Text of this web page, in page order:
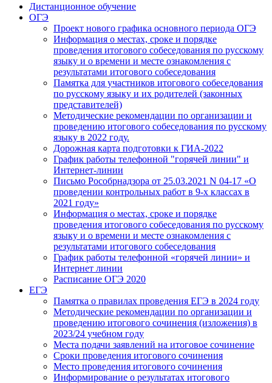
Дистанционное обучение
ОГЭ
Проект нового графика основного периода ОГЭ
Информация о местах, сроке и порядке
проведения итогового собеседования по русскому
языку и о времени и месте ознакомления с
результатами итогового собеседования
Памятка для участников итогового собеседования
по русскому языку и их родителей (законных
представителей)
Методические рекомендации по организации и
проведению итогового собеседования по русскому
языку в 2022 году.
Дорожная карта подготовки к ГИА-2022
График работы телефонной "горячей линии" и
Интернет-линии
Письмо Рособрнадзора от 25.03.2021 N 04-17 «О
проведении контрольных работ в 9-х классах в
2021 году»
Информация о местах, сроке и порядке
проведения итогового собеседования по русскому
языку и о времени и месте ознакомления с
результатами итогового собеседования
График работы телефонной «горячей линии» и
Интернет линии
Расписание ОГЭ 2020
ЕГЭ
Памятка о правилах проведения ЕГЭ в 2024 году
Методические рекомендации по организации и
проведению итогового сочинения (изложения) в
2023/24 учебном году
Места подачи заявлений на итоговое сочинение
Сроки проведения итогового сочинения
Место проведения итогового сочинения
Информирование о результатах итогового